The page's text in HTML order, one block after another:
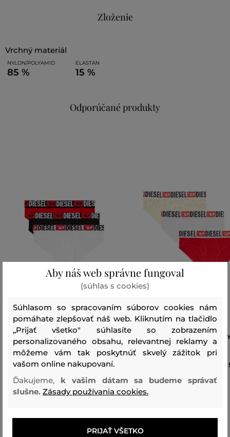
Zloženie
vrchný materiál
NYLON/POLYAMID
85 %
ELASTAN
15 %
Odporúčané produkty
SPODNÁ BIELIZEŇ DIESEL OXY-D-
CORE-3PACK UNDERPANTS
49,90 €
Dostupné veľkosti:
S, M, L, XL
SPODNÁ BIELIZEŇ DIESEL
CORE-3PACK UNDERPANTS
Dostupné veľkosti:
XXS
Aby náš web správne fungoval
(súhlas s cookies)
Súhlasom so spracovaním súborov cookies nám
pomáhate zlepšovať náš web. Kliknutím na tlačidlo
„Prijať všetko" súhlasíte so zobrazením
personalizovaného obsahu, relevantnej reklamy a
môžeme vám tak poskytnúť skvelý zážitok pri
vašom online nakupovaní.
Ďakujeme, k vašim dátam sa budeme správať
slušne. Zásady používania cookies.
PRIJAŤ VŠETKO